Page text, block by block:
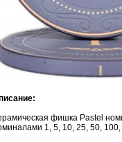
фишка Pastel
1, 5, 10, 25, 50,